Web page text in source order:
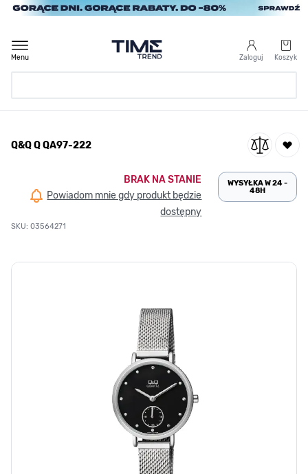
Przejdź do treści
Zaloguj Koszyk
Menu
/ Q&Q Q QA97-222
Q&Q Q QA97-222
BRAK NA STANIE
Powiadom mnie gdy produkt będzie
dostępny
SKU: 03564271
WYSYŁKA W 24 -
48H